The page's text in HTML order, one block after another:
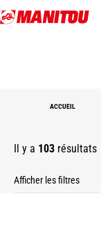
Aller
au
ACCUEIL
Il y a 103 résultats
Afficher les filtres